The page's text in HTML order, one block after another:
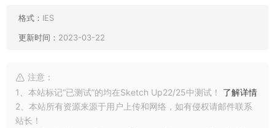
格式： IES
更新时间： 2023-03-22
注意：
1、本站标记“已测试”的均在Sketch Up22/25中测试！ 了解详情
2、本站所有资源来源于用户上传和网络，如有侵权请邮件联系
站长！